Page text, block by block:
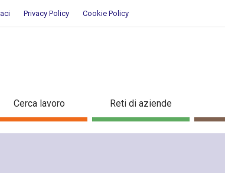
Privacy Policy Cookie Policy
Cerca lavoro Reti di aziende